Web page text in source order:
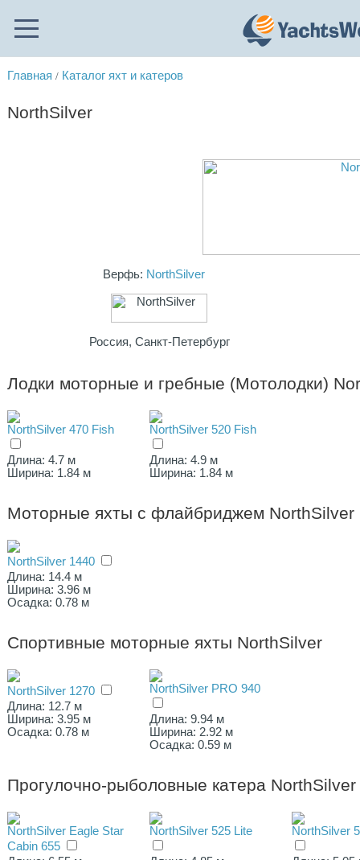
Главная / Каталог яхт и катеров
NorthSilver
Верфь: NorthSilver
Россия, Санкт-Петербург
Лодки моторные и гребные (Мотолодки)
NorthSilver 470 Fish
Длина: 4.7 м
Ширина: 1.84 м
NorthSilver 520 Fish
Длина: 4.9 м
Ширина: 1.84 м
Моторные яхты с флайбриджем NorthSilver
NorthSilver 1440
Длина: 14.4 м
Ширина: 3.96 м
Осадка: 0.78 м
Спортивные моторные яхты NorthSilver
NorthSilver 1270
Длина: 12.7 м
Ширина: 3.95 м
Осадка: 0.78 м
NorthSilver PRO 940
Длина: 9.94 м
Ширина: 2.92 м
Осадка: 0.59 м
Прогулочно-рыболовные катера NorthSilver
NorthSilver Eagle Star
Cabin 655
NorthSilver 525 Lite NorthSilver